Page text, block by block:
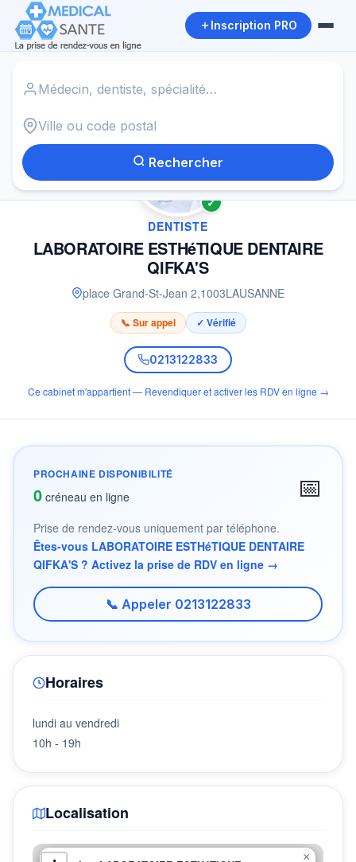
Inscription PRO
Rechercher
LABORATOIRE ESTHéTIQUE DENTAIRE QIFKA'S
✓
DENTISTE
LABORATOIRE ESTHéTIQUE DENTAIRE
QIFKA'S
place Grand-St-Jean 2,1003LAUSANNE
📞 Sur appel ✓ Vérifié
0213122833
Ce cabinet m'appartient — Revendiquer et activer les RDV en ligne →
PROCHAINE DISPONIBILITÉ
0 créneau en ligne 📅
Prise de rendez-vous uniquement par téléphone.
Êtes-vous LABORATOIRE ESTHéTIQUE DENTAIRE
QIFKA'S ? Activez la prise de RDV en ligne →
📞 Appeler 0213122833
Horaires
lundi au vendredi
10h - 19h
Localisation
×